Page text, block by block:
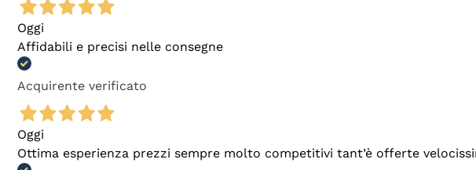
Oggi
Affidabili e precisi nelle consegne
Acquirente verificato
Oggi
Ottima esperienza prezzi sempre molto competitivi tant’è offerte